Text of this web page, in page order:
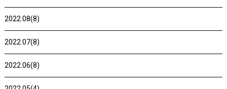
2022.08(8)
2022.07(8)
2022.06(8)